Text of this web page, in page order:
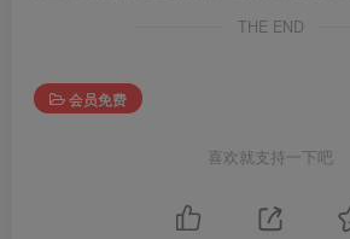
THE END
会员免费
喜欢就支持一下吧